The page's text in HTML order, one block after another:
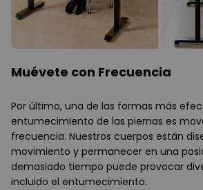
Muévete con Frecuencia
Por último, una de las formas más
entumecimiento de las piernas es
frecuencia. Nuestros cuerpos están
movimiento y permanecer en una
demasiado tiempo puede provocar
incluido el entumecimiento.